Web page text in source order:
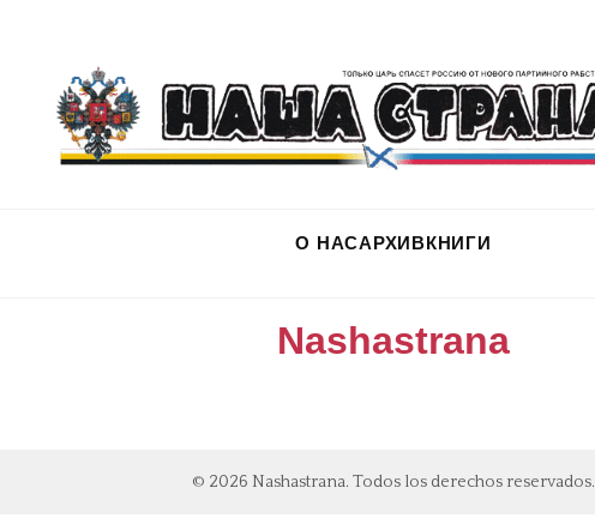
О НАСАРХИВКНИГИ
Nashastrana
© 2026 Nashastrana. Todos los derechos reservados.